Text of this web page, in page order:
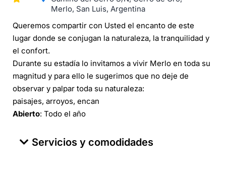
Merlo, San Luis, Argentina
Queremos compartir con Usted el encanto de este
lugar donde se conjugan la naturaleza, la tranquilidad y
el confort.
Durante su estadía lo invitamos a vivir Merlo en toda su
magnitud y para ello le sugerimos que no deje de
observar y palpar toda su naturaleza:
paisajes, arroyos, encan
Abierto: Todo el año
Servicios y comodidades